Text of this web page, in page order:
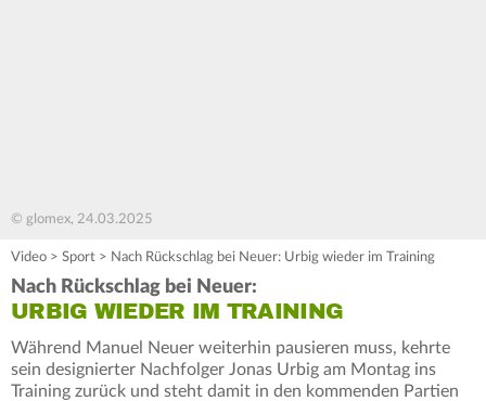
© glomex, 24.03.2025
Video > Sport > Nach Rückschlag bei Neuer: Urbig wieder im Training
Nach Rückschlag bei Neuer:
URBIG WIEDER IM TRAINING
Während Manuel Neuer weiterhin pausieren muss, kehrte
sein designierter Nachfolger Jonas Urbig am Montag ins
Training zurück und steht damit in den kommenden Partien